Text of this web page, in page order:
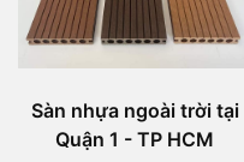
Sàn nhựa ngoài trời tại
Quận 1 - TP HCM